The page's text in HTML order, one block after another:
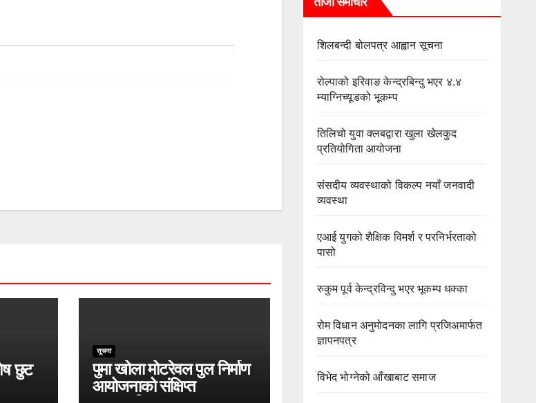
छुट
सूचना
पुमा खोला मोटरेवल पुल निर्माण
आयोजनाको संक्षिप्त
शिलबन्दी बोलपत्र आह्वान सूचना
रोल्पाको इरिवाङ केन्द्रबिन्दु भएर ४.४
म्याग्निच्यूडको भूकम्प
तिलिचो युवा क्लबद्वारा खुला खेलकुद
प्रतियोगिता आयोजना
संसदीय व्यवस्थाको विकल्प नयाँ जनवादी
व्यवस्था
एआई युगको शैक्षिक विमर्श र परनिर्भरताको
पासो
रुकुम पूर्व केन्द्रविन्दु भएर भूकम्प धक्का
रोम विधान अनुमोदनका लागि प्रजिअमार्फत
ज्ञापनपत्र
विभेद भोग्नेको आँखाबाट समाज